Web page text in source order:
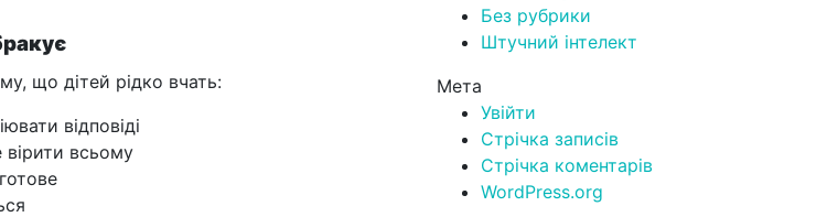
що дітей рідко вчать:
відповіді
вірити всьому
Без рубрики
Штучний інтелект
Мета
Увійти
Стрічка записів
Стрічка коментарів
WordPress.org